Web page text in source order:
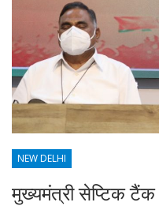
NEW DELHI
मुख्यमंत्री सेप्टिक